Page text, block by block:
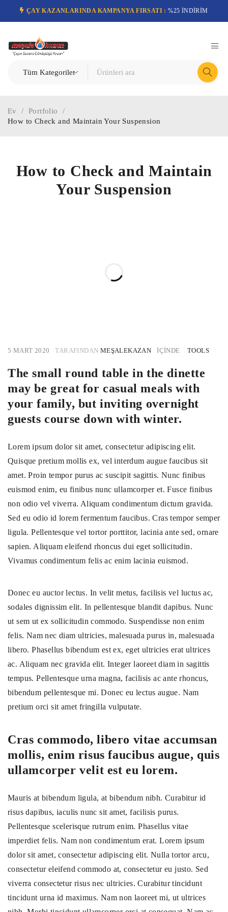
ÇAY KAZANLARINDA KAMPANYA FIRSATI : %25 İNDİRİM
Ev / Portfolio
/
How to Check and Maintain Your Suspension
How to Check and Maintain
Your Suspension
5 MART 2020 TARAFINDAN MEŞALEKAZAN IÇINDE TOOLS
The small round table in the dinette
may be great for casual meals with
your family, but inviting overnight
guests course down with winter.
Lorem ipsum dolor sit amet, consectetur adipiscing elit.
Quisque pretium mollis ex, vel interdum augue faucibus sit
amet. Proin tempor purus ac suscipit sagittis. Nunc finibus
euismod enim, eu finibus nunc ullamcorper et. Fusce finibus
non odio vel viverra. Aliquam condimentum dictum gravida.
Sed eu odio id lorem fermentum faucibus. Cras tempor semper
ligula. Pellentesque vel tortor porttitor, lacinia ante sed, ornare
sapien. Aliquam eleifend rhoncus dui eget sollicitudin.
Vivamus condimentum felis ac enim lacinia euismod.
Donec eu auctor lectus. In velit metus, facilisis vel luctus ac,
sodales dignissim elit. In pellentesque blandit dapibus. Nunc
ut sem ut ex sollicitudin commodo. Suspendisse non enim
felis. Nam nec diam ultricies, malesuada purus in, malesuada
libero. Phasellus bibendum est ex, eget ultricies erat ultrices
ac. Aliquam nec gravida elit. Integer laoreet diam in sagittis
tempus. Pellentesque urna magna, facilisis ac ante rhoncus,
bibendum pellentesque mi. Donec eu lectus augue. Nam
pretium orci sit amet fringilla vulputate.
Cras commodo, libero vitae accumsan
mollis, enim risus faucibus augue, quis
ullamcorper velit est eu lorem.
Mauris at bibendum ligula, at bibendum nibh. Curabitur id
risus dapibus, iaculis nunc sit amet, facilisis purus.
Pellentesque scelerisque rutrum enim. Phasellus vitae
imperdiet felis. Nam non condimentum erat. Lorem ipsum
dolor sit amet, consectetur adipiscing elit. Nulla tortor arcu,
consectetur eleifend commodo at, consectetur eu justo. Sed
viverra consectetur risus nec ultricies. Curabitur tincidunt
tincidunt urna id maximus. Nam non laoreet mi, ut ultrices